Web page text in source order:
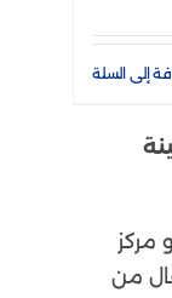
إلى السلة
مركز
من